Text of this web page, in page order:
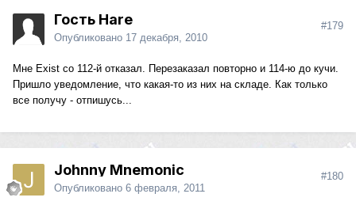
Гость Hare
Опубликовано 17 декабря, 2010
#179
Мне Exist со 112-й отказал. Перезаказал повторно и 114-ю до кучи.
Пришло уведомление, что какая-то из них на складе. Как только
все получу - отпишусь...
Johnny Mnemonic
Опубликовано 6 февраля, 2011
#180